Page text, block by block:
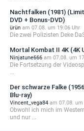
Nachtfalken (1981)
DVD + Bonus-DVD)
ürün am 07.08. um 19:06 Uhr
Die zwei Polizisten Deke
Mortal Kombat II 4K (4K
Ninjatune666 am 07.08. um
Die Fortsetzung der
...
Der schwarze Falke
Blu-ray)
Vincent_vega84 am 07.08. um
Obwohl ich mich im
und nur ...